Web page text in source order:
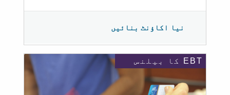
نیا اکاؤنٹ بنائیں
EBT کا بیلنس